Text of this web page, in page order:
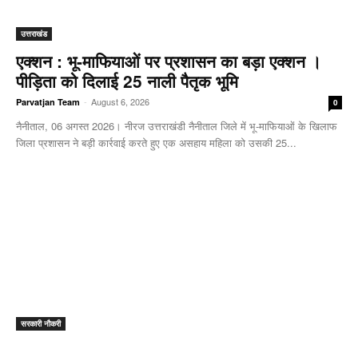
उत्तराखंड
एक्शन : भू-माफियाओं पर प्रशासन का बड़ा एक्शन ।
पीड़िता को दिलाई 25 नाली पैतृक भूमि
Parvatjan Team - August 6, 2026 0
नैनीताल, 06 अगस्त 2026। नीरज उत्तराखंडी नैनीताल जिले में भू-माफियाओं के खिलाफ
जिला प्रशासन ने बड़ी कार्रवाई करते हुए एक असहाय महिला को उसकी 25...
सरकारी नौकरी